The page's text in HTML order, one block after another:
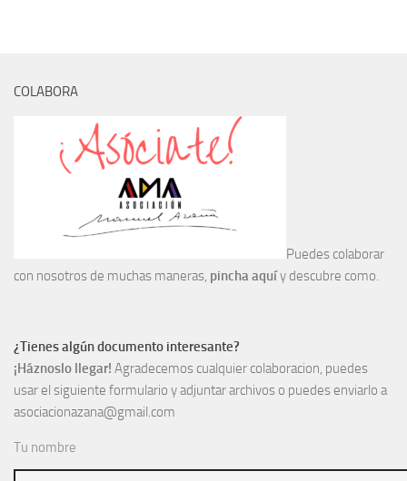
Biografía
Cronología fundamental de Manuel Azaña
Artículos sobre Manuel Azaña
Ochenta años sin Manuel Azaña
Bibliografías
Catálogo Biblioteca
Fondo Mario J. Bonilla
Biblioteca-Novedades
Publicaciones destacadas de nuestra hemeroteca
Tienda
COLABORA
Puedes colaborar
con nosotros de muchas maneras, pincha aquíy descubre como.
¿Tienes algún documento interesante?
¡Háznoslo llegar! Agradecemos cualquier colaboracion, puedes
usar el siguiente formulario y adjuntar archivos o puedes enviarlo a
asociacionazana@gmail.com
Tu nombre